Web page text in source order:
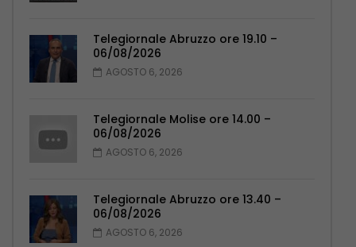
Telegiornale Abruzzo ore 19.10 –
06/08/2026
AGOSTO 6, 2026
Telegiornale Molise ore 14.00 –
06/08/2026
AGOSTO 6, 2026
Telegiornale Abruzzo ore 13.40 –
06/08/2026
AGOSTO 6, 2026